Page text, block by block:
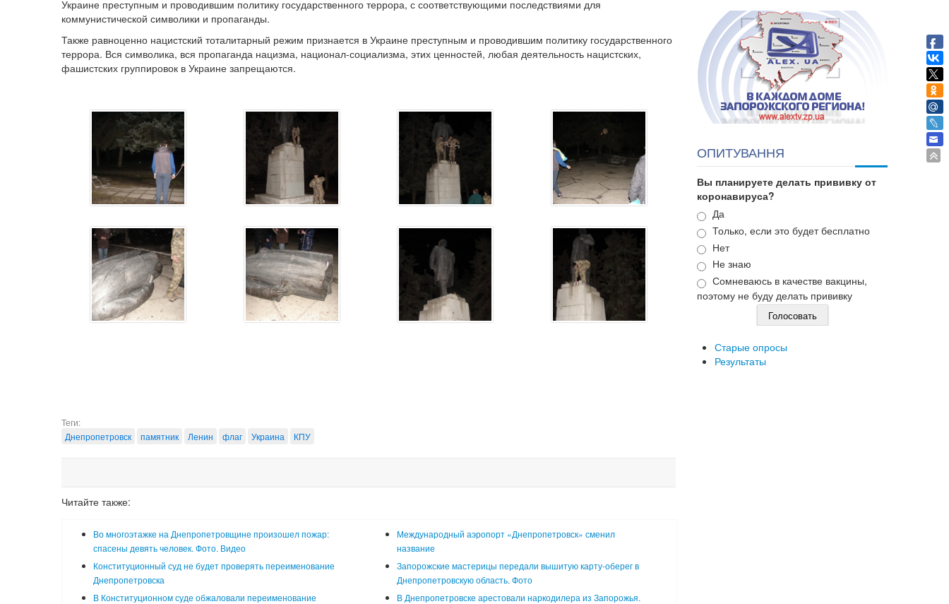
Украине преступным и проводившим политику государственного террора, с соответствующими последствиями для
коммунистической символики и пропаганды.
Также равноценно нацистский тоталитарный режим признается в Украине преступным и проводившим политику государственного
террора. Вся символика, вся пропаганда нацизма, национал-социализма, этих ценностей, любая деятельность нацистских,
фашистских группировок в Украине запрещаются.
Теги:
Днепропетровск
памятник Ленин флаг Украина КПУ
Читайте также:
Во многоэтажке на Днепропетровщине произошел пожар:
спасены девять человек. Фото. Видео
Международный аэропорт «Днепропетровск» сменил
название
Конституционный суд не будет проверять переименование
Днепропетровска
Запорожские мастерицы передали вышитую карту-оберег в
Днепропетровскую область. Фото
В Конституционном суде обжаловали переименование
В Днепропетровске арестовали наркодилера из Запорожья.
ОПИТУВАННЯ
Вы планируете делать прививку от
коронавируса?
Варианты
Да
Только, если это будет бесплатно
Нет
Не знаю
Сомневаюсь в качестве вакцины,
поэтому не буду делать прививку
Старые опросы
Результаты